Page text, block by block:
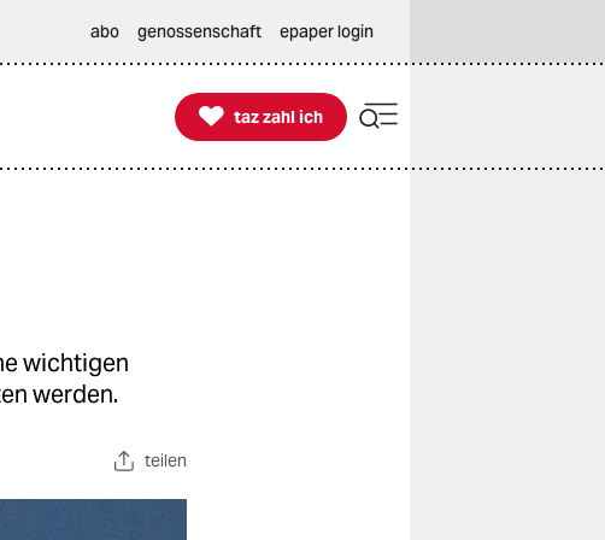
abo genossenschaft epaper login

taz zahl ich
taz zahl ich
wichtigen
werden.
teilen